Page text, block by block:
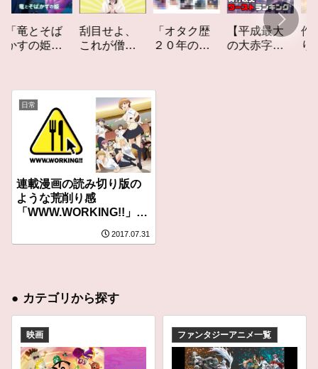
そば
姫」
刮目せよ、
これが僧侶
メ」特集ア
ニメコラム
「オタク歴
２０年の私
メ」アニメ
コラム #私を
構成する5つ
のアニメ
【平成最大
の大赤字】
作家性の
りかす「
日常
連載漫画の読み切り版の
ような荒削り感
「WWW.WORKING!!」レ
2017.07.31
● カテゴリから探す
映画 ファンタジーアニメ一覧